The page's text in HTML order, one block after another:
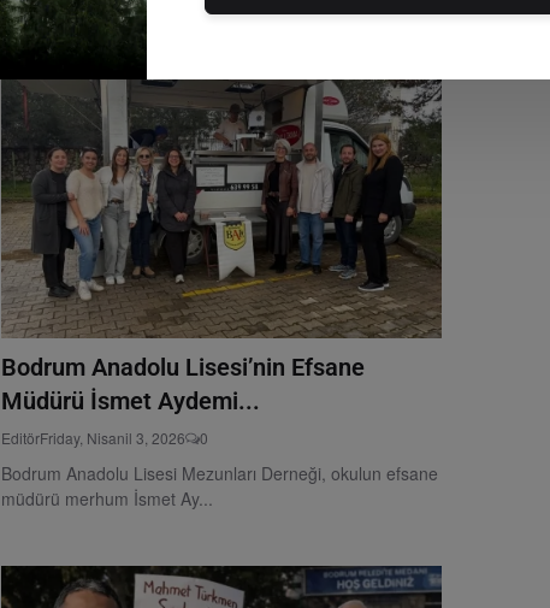
Bodrum Anadolu Lisesi’nin Efsane
Müdürü İsmet Aydemi...
EditörFriday, Nisanil 3, 2026 0
Bodrum Anadolu Lisesi Mezunları Derneği, okulun efsane
müdürü merhum İsmet Ay...